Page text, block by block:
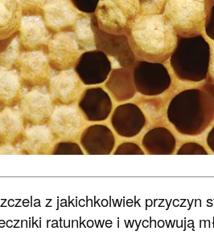
z jakichkolwiek przyczyn
ratunkowe i wychowują